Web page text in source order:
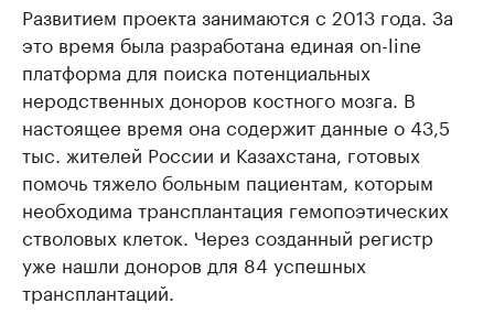
Развитием проекта занимаются с 2013 года. За
это время была разработана единая on-line
платформа для поиска потенциальных
неродственных доноров костного мозга. В
настоящее время она содержит данные о 43,5
тыс. жителей России и Казахстана, готовых
помочь тяжело больным пациентам, которым
необходима трансплантация гемопоэтических
стволовых клеток. Через созданный регистр
уже нашли доноров для 84 успешных
трансплантаций.